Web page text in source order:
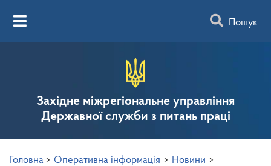
Пошук
Західне міжрегіональне управління
Державної служби з питань праці
Головна > Оперативна інформація > Новини >